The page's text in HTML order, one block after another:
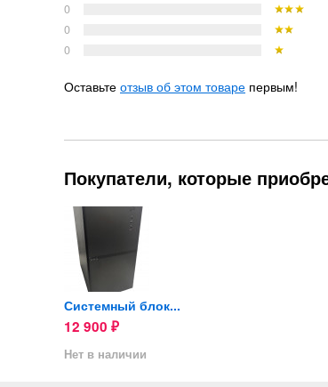
0
0
0
Оставьте отзыв об этом товаре первым!
Покупатели, которые
Системный блок...
12 900 ₽
Нет в наличии